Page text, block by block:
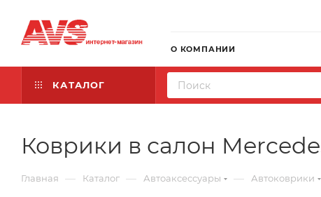
О КОМПАНИИ
КАТАЛОГ
Коврики в салон
Главная — Каталог — Автоаксессуары — Автоковрики